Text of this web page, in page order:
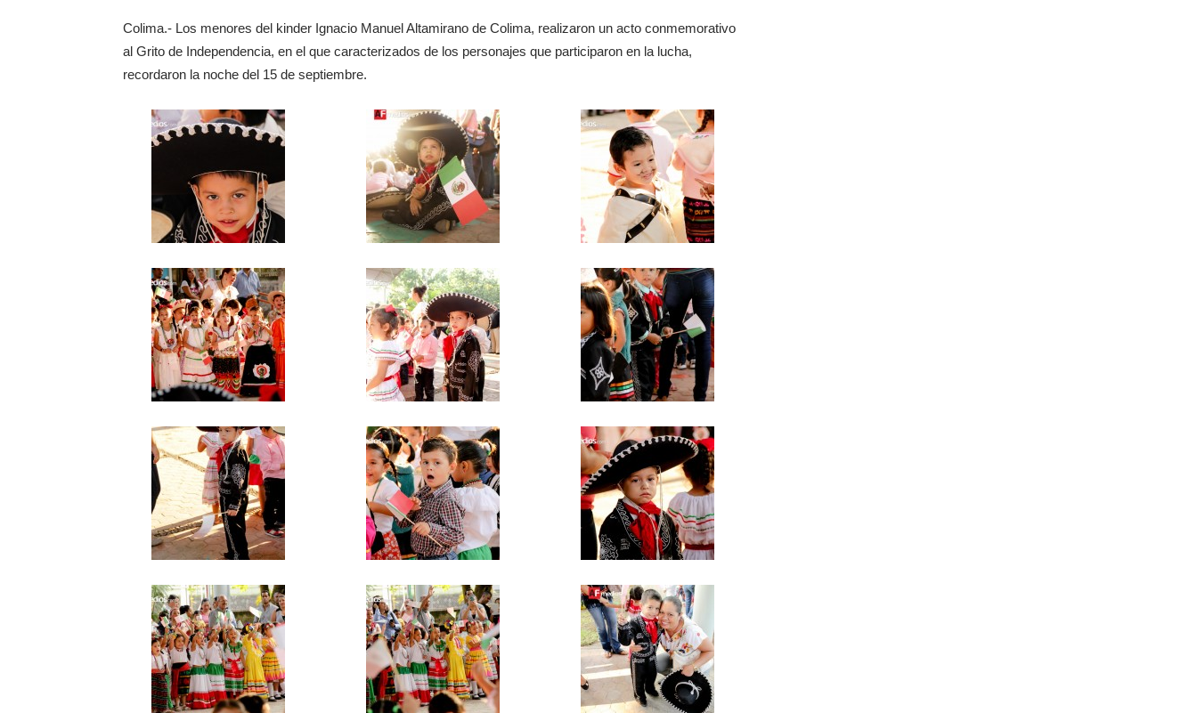
Colima.- Los menores del kinder Ignacio Manuel Altamirano de Colima, realizaron un acto conmemorativo
al Grito de Independencia, en el que caracterizados de los personajes que participaron en la lucha,
recordaron la noche del 15 de septiembre.